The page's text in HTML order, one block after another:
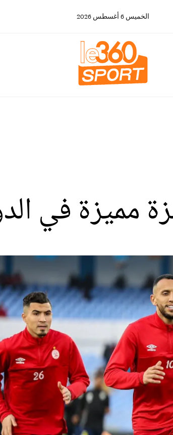
الخميس 6 أغسطس 2026
مميزة في